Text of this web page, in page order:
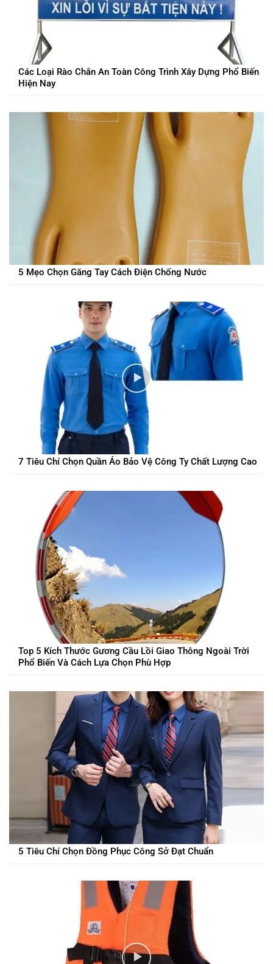
Các Loại Rào Chắn An Toàn Công Trình Xây Dựng Phổ Biến
Hiện Nay
5 Mẹo Chọn Găng Tay Cách Điện Chống Nước
7 Tiêu Chí Chọn Quần Áo Bảo Vệ Công Ty Chất Lượng Cao
Top 5 Kích Thước Gương Cầu Lồi Giao Thông Ngoài Trời
Phổ Biến Và Cách Lựa Chọn Phù Hợp
5 Tiêu Chí Chọn Đồng Phục Công Sở Đạt Chuẩn